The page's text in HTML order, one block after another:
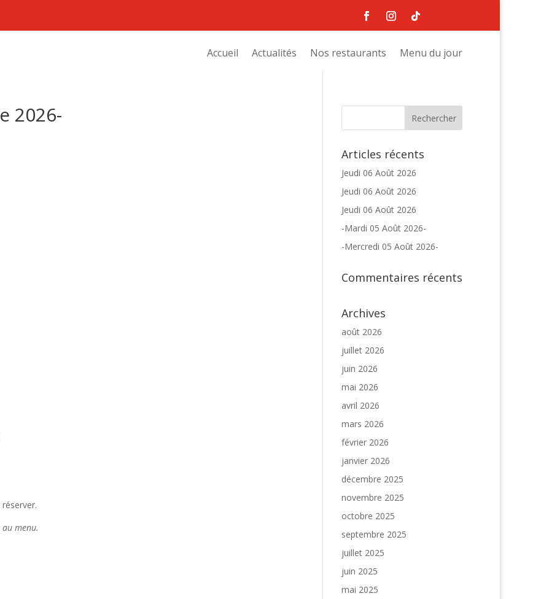
Accueil Actualités Nos restaurants Menu du jour
2026-
menu.
Articles récents
Jeudi 06 Août 2026
Jeudi 06 Août 2026
Jeudi 06 Août 2026
-Mardi 05 Août 2026-
-Mercredi 05 Août 2026-
Commentaires récents
Archives
août 2026
juillet 2026
juin 2026
mai 2026
avril 2026
mars 2026
février 2026
janvier 2026
décembre 2025
novembre 2025
octobre 2025
septembre 2025
juillet 2025
juin 2025
mai 2025